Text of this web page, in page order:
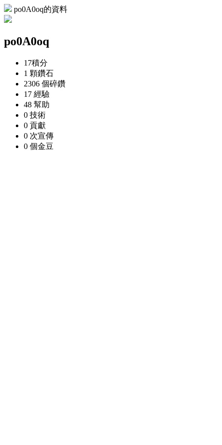
po0A0oq的資料
po0A0oq
17積分
1 顆鑽石
2306 個碎鑽
17 經驗
48 幫助
0 技術
0 貢獻
0 次宣傳
0 個金豆